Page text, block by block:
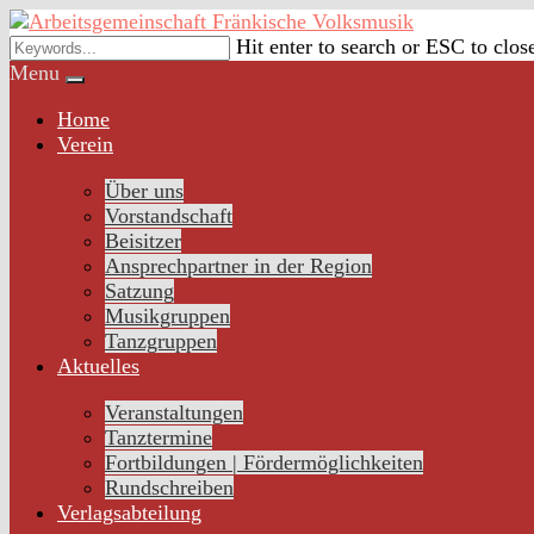
Skip
to
content
Hit enter to search or ESC to
Menu
Home
Verein
Über uns
Vorstandschaft
Beisitzer
Ansprechpartner in der Region
Satzung
Musikgruppen
Tanzgruppen
Aktuelles
Veranstaltungen
Tanztermine
Fortbildungen | Fördermöglichkeiten
Rundschreiben
Verlagsabteilung